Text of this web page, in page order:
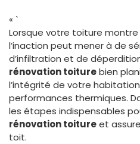
« `
Lorsque votre toiture
l’inaction peut mener à de
d’infiltration et de
rénovation toiturebien
l’intégrité de votre
performances thermiques.
les étapes indispensables
rénovation toitureet
toit.